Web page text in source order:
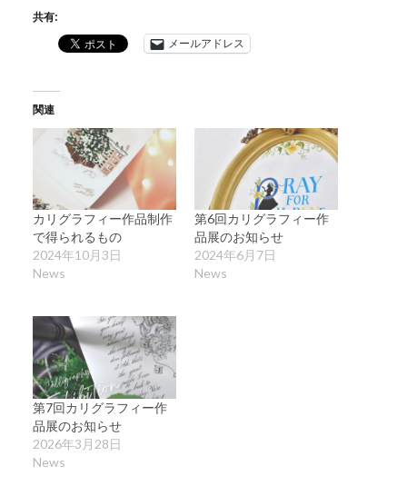
共有:
メールアドレス
関連
カリグラフィー作品制作
で得られるもの
2024年10月3日
News
第6回カリグラフィー作
品展のお知らせ
2024年6月7日
News
第7回カリグラフィー作
品展のお知らせ
2026年3月28日
News